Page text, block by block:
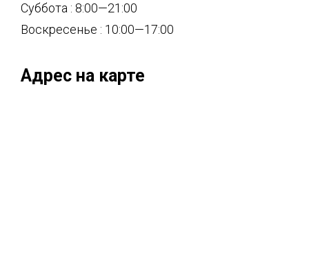
Суббота : 8:00—21:00
Воскресенье : 10:00—17:00
Адрес на карте